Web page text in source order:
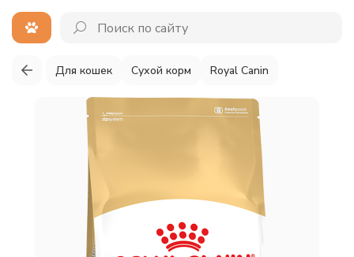
Для кошек Сухой корм Royal Canin